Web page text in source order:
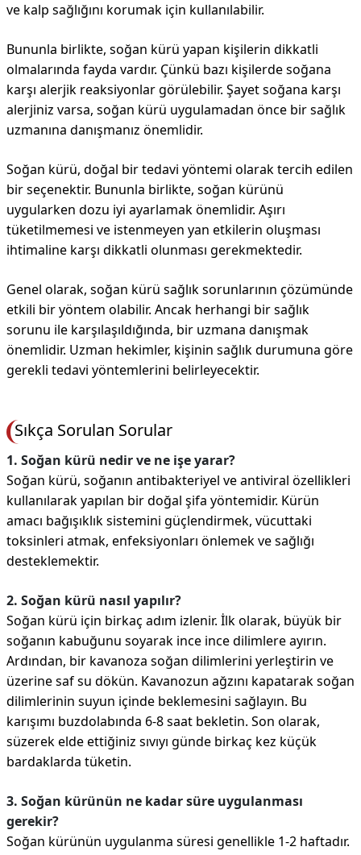
ve kalp sağlığını korumak için kullanılabilir.
Bununla birlikte, soğan kürü yapan kişilerin dikkatli
olmalarında fayda vardır. Çünkü bazı kişilerde soğana
karşı alerjik reaksiyonlar görülebilir. Şayet soğana karşı
alerjiniz varsa, soğan kürü uygulamadan önce bir sağlık
uzmanına danışmanız önemlidir.
Soğan kürü, doğal bir tedavi yöntemi olarak tercih edilen
bir seçenektir. Bununla birlikte, soğan kürünü
uygularken dozu iyi ayarlamak önemlidir. Aşırı
tüketilmemesi ve istenmeyen yan etkilerin oluşması
ihtimaline karşı dikkatli olunması gerekmektedir.
Genel olarak, soğan kürü sağlık sorunlarının çözümünde
etkili bir yöntem olabilir. Ancak herhangi bir sağlık
sorunu ile karşılaşıldığında, bir uzmana danışmak
önemlidir. Uzman hekimler, kişinin sağlık durumuna göre
gerekli tedavi yöntemlerini belirleyecektir.
Sıkça Sorulan Sorular
1. Soğan kürü nedir ve ne işe yarar?
Soğan kürü, soğanın antibakteriyel ve antiviral özellikleri
kullanılarak yapılan bir doğal şifa yöntemidir. Kürün
amacı bağışıklık sistemini güçlendirmek, vücuttaki
toksinleri atmak, enfeksiyonları önlemek ve sağlığı
desteklemektir.
2. Soğan kürü nasıl yapılır?
Soğan kürü için birkaç adım izlenir. İlk olarak, büyük bir
soğanın kabuğunu soyarak ince ince dilimlere ayırın.
Ardından, bir kavanoza soğan dilimlerini yerleştirin ve
üzerine saf su dökün. Kavanozun ağzını kapatarak soğan
dilimlerinin suyun içinde beklemesini sağlayın. Bu
karışımı buzdolabında 6-8 saat bekletin. Son olarak,
süzerek elde ettiğiniz sıvıyı günde birkaç kez küçük
bardaklarda tüketin.
3. Soğan kürünün ne kadar süre uygulanması
gerekir?
Soğan kürünün uygulanma süresi genellikle 1-2 haftadır.